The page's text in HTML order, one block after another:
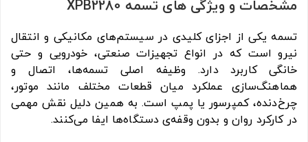
مشخصات و ویژگی های تسمه XPB2280
تسمه یکی از اجزای کلیدی در سیستم‌های مکانیکی و انتقال
نیرو است که در انواع تجهیزات صنعتی، خودرویی و حتی
خانگی کاربرد دارد. وظیفه اصلی تسمه‌ها، اتصال و
هماهنگ‌سازی عملکرد میان قطعات مختلف مانند موتور،
چرخ‌دنده، کمپرسور یا پمپ است. به همین دلیل نقش مهمی
در کارکرد روان و بدون وقفه‌ی دستگاه‌ها ایفا می‌کنند.